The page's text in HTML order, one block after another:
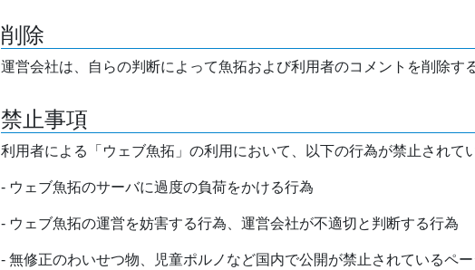
削除
運営会社は、自らの判断によって魚拓および利用者のコメントを削除す
禁止事項
利用者による「ウェブ魚拓」の利用において、以下の行為が禁止されて
- ウェブ魚拓のサーバに過度の負荷をかける行為
- ウェブ魚拓の運営を妨害する行為、運営会社が不適切と判断する行為
- 無修正のわいせつ物、児童ポルノなど国内で公開が禁止されているペー